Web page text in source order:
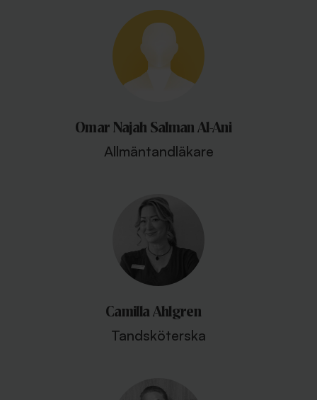
Omar Najah Salman Al-Ani
Allmäntandläkare
Camilla Ahlgren
Tandsköterska